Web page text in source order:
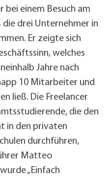
bei einem Besuch am
die drei Unternehmer in
Er zeigte sich
welches
Jahre nach
10 Mitarbeiter und
ließ. Die Freelancer
die den
in den privaten
durchführen,
Matteo
„Einfach